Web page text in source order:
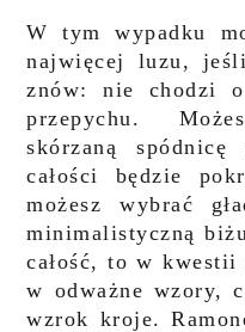
W tym wypadku
najwięcej luzu,
znów: nie chodzi o
przepychu.
skórzaną
całości będzie
możesz wybrać
minimalistyczną
całość, to w
w odważne wzory,
wzrok kroje.